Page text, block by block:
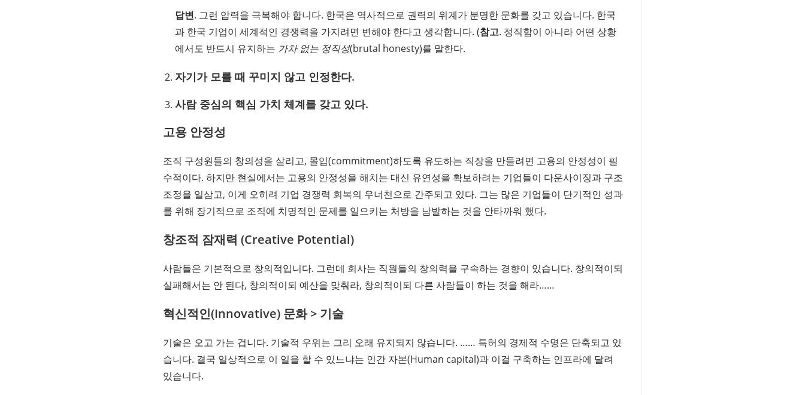
답변. 그런 압력을 극복해야 합니다. 한국은 역사적으로 권력의 위계가 분명한 문화를 갖고 있습니다. 한국
과 한국 기업이 세계적인 경쟁력을 가지려면 변해야 한다고 생각합니다. (참고. 정직함이 아니라 어떤 상황
에서도 반드시 유지하는 가차 없는 정직성(brutal honesty)를 말한다.
자기가 모를 때 꾸미지 않고 인정한다.
사람 중심의 핵심 가치 체계를 갖고 있다.
고용 안정성
조직 구성원들의 창의성을 살리고, 몰입(commitment)하도록 유도하는 직장을 만들려면 고용의 안정성이 필
수적이다. 하지만 현실에서는 고용의 안정성을 해치는 대신 유연성을 확보하려는 기업들이 다운사이징과 구조
조정을 일삼고, 이게 오히려 기업 경쟁력 회복의 우너천으로 간주되고 있다. 그는 많은 기업들이 단기적인 성과
를 위해 장기적으로 조직에 치명적인 문제를 일으키는 처방을 남발하는 것을 안타까워 했다.
창조적 잠재력 (Creative Potential)
사람들은 기본적으로 창의적입니다. 그런데 회사는 직원들의 창의력을 구속하는 경향이 있습니다. 창의적이되
실패해서는 안 된다, 창의적이되 예산을 맞춰라, 창의적이되 다른 사람들이 하는 것을 해라……
혁신적인(Innovative) 문화 > 기술
기술은 오고 가는 겁니다. 기술적 우위는 그리 오래 유지되지 않습니다. …… 특허의 경제적 수명은 단축되고 있
습니다. 결국 일상적으로 이 일을 할 수 있느냐는 인간 자본(Human capital)과 이걸 구축하는 인프라에 달려
있습니다.